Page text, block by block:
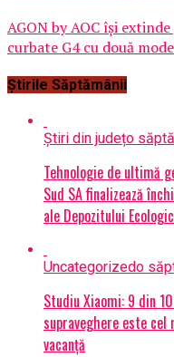
AGON by AOC își
curbate G4 cu două
Știrile Săptămânii
Știri din județo
Tehnologie de ultimă
Sud SA finalizează
ale Depozitului
Uncategorizedo
Studiu Xiaomi: 9 din
supraveghere este
vacanță